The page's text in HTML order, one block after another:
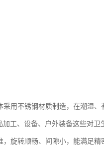
用不锈钢材质制造，在潮湿
工、设备、户外装备这些对卫
旋转顺畅、间隙小，能满足